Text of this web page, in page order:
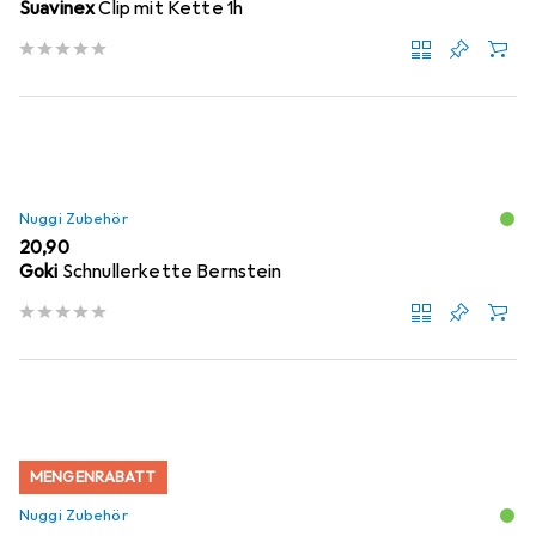
SuavinexClip mit Kette 1h
Nuggi Zubehör
EUR
20,90
Goki Schnullerkette Bernstein
MENGENRABATT
Nuggi Zubehör